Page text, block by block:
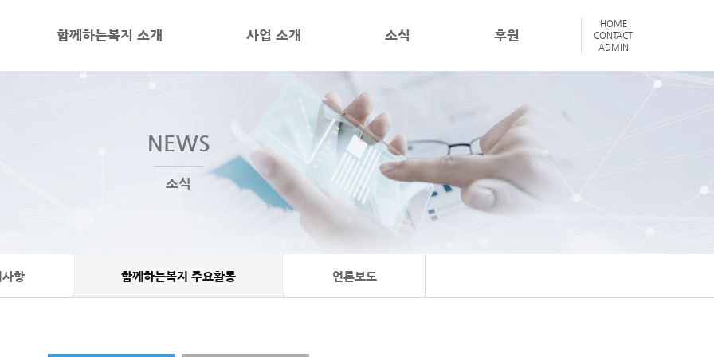
함께하는복지 소개 사업 소개 소식 후원
HOME
CONTACT
ADMIN
NEWS
소식
항 함께하는복지 주요활동 언론보도